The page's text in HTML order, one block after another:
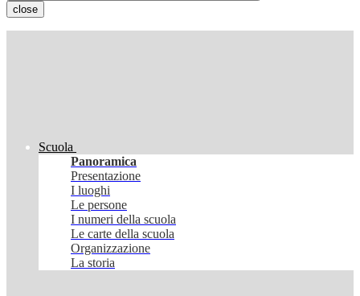
close
Scuola
Panoramica
Presentazione
I luoghi
Le persone
I numeri della scuola
Le carte della scuola
Organizzazione
La storia